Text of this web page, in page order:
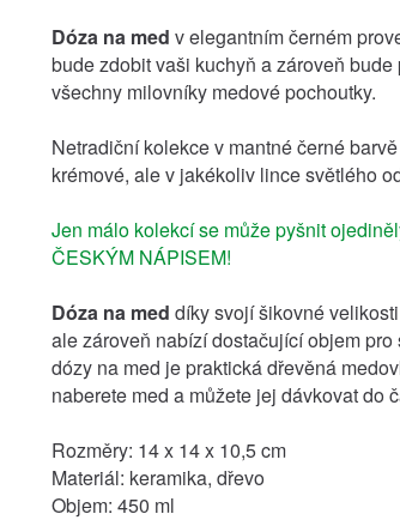
Dóza na med v elegantním černém
bude zdobit vaši kuchyň a zároveň
všechny milovníky medové pochoutky.
Netradiční kolekce v mantné černé
krémové, ale v jakékoliv lince světlého
Jen málo kolekcí se může pyšnit
ČESKÝM NÁPISEM!
Dóza na med díky svojí šikovné
ale zároveň nabízí dostačující objem
dózy na med je praktická dřevěná
naberete med a můžete jej dávkovat do
Rozměry: 14 x 14 x 10,5 cm
Materiál: keramika, dřevo
Objem: 450 ml